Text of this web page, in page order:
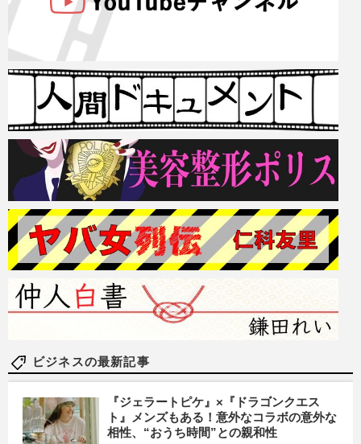
ビジネスの最新記事
『ジェラートピケ』×『ドラゴンクエス
ト』メンズもある！意外なコラボの意外な
相性、“おうち時間”との親和性